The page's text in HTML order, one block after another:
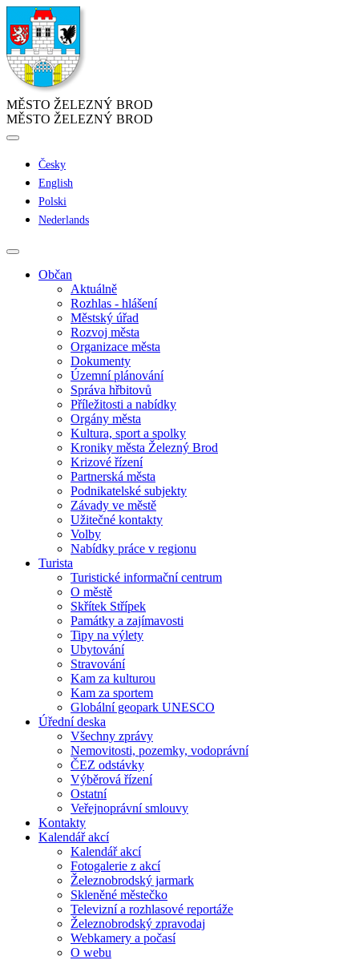
MĚSTO ŽELEZNÝ BROD
MĚSTO ŽELEZNÝ BROD
Česky
English
Polski
Nederlands
Občan
Aktuálně
Rozhlas - hlášení
Městský úřad
Rozvoj města
Organizace města
Dokumenty
Územní plánování
Správa hřbitovů
Příležitosti a nabídky
Orgány města
Kultura, sport a spolky
Kroniky města Železný Brod
Krizové řízení
Partnerská města
Podnikatelské subjekty
Závady ve městě
Užitečné kontakty
Volby
Nabídky práce v regionu
Turista
Turistické informační centrum
O městě
Skřítek Střípek
Památky a zajímavosti
Tipy na výlety
Ubytování
Stravování
Kam za kulturou
Kam za sportem
Globální geopark UNESCO
Úřední deska
Všechny zprávy
Nemovitosti, pozemky, vodoprávní
ČEZ odstávky
Výběrová řízení
Ostatní
Veřejnoprávní smlouvy
Kontakty
Kalendář akcí
Kalendář akcí
Fotogalerie z akcí
Železnobrodský jarmark
Skleněné městečko
Televizní a rozhlasové reportáže
Železnobrodský zpravodaj
Webkamery a počasí
O webu